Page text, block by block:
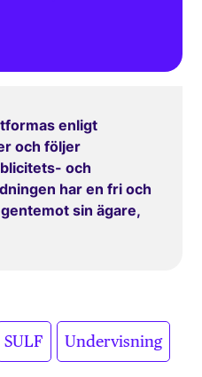
enligt
och följer
och
har en fri och
sin ägare,
SULF Undervisning